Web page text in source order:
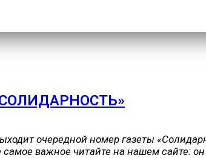
очередной номер газеты
важное читайте на нашем сайте: он